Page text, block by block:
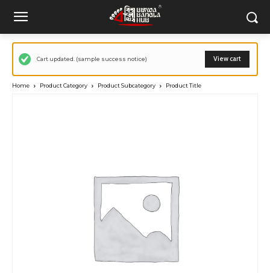
View cart
Cart updated. (sample success notice)
Home Product Category Product Subcategory Product Title